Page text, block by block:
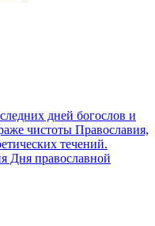
дней богослов и
чистоты Православия,
течений.
Дня православной